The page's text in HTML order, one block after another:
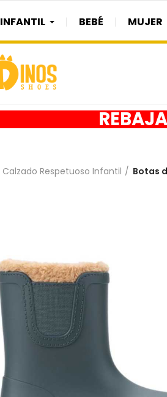
INFANTIL BEBÉ MUJER
Calzado Respetuoso Infantil Botas